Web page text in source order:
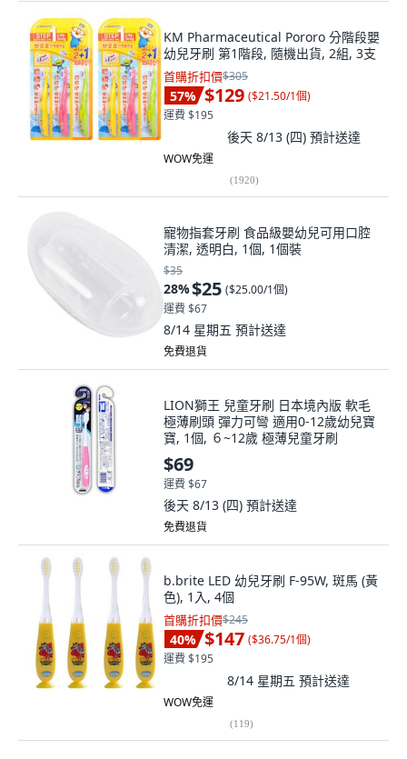
KM Pharmaceutical Pororo 分階段嬰
幼兒牙刷 第1階段, 隨機出貨, 2組, 3支
首購折扣價$305
57% $129 ($21.50/1個)
運費 $195
後天 8/13 (四) 預計送達
WOW免運
(1920)
寵物指套牙刷 食品級嬰幼兒可用口腔
清潔, 透明白, 1個, 1個裝
$35
28%$25 ($25.00/1個)
運費 $67
8/14 星期五 預計送達
免費退貨
LION獅王 兒童牙刷 日本境內版 軟毛
極薄刷頭 彈力可彎 適用0-12歲幼兒寶
寶, 1個, ６~12歲 極薄兒童牙刷
$69
運費 $67
後天 8/13 (四) 預計送達
免費退貨
b.brite LED 幼兒牙刷 F-95W, 斑馬 (黃
色), 1入, 4個
首購折扣價$245
40% $147 ($36.75/1個)
運費 $195
8/14 星期五 預計送達
WOW免運
(119)